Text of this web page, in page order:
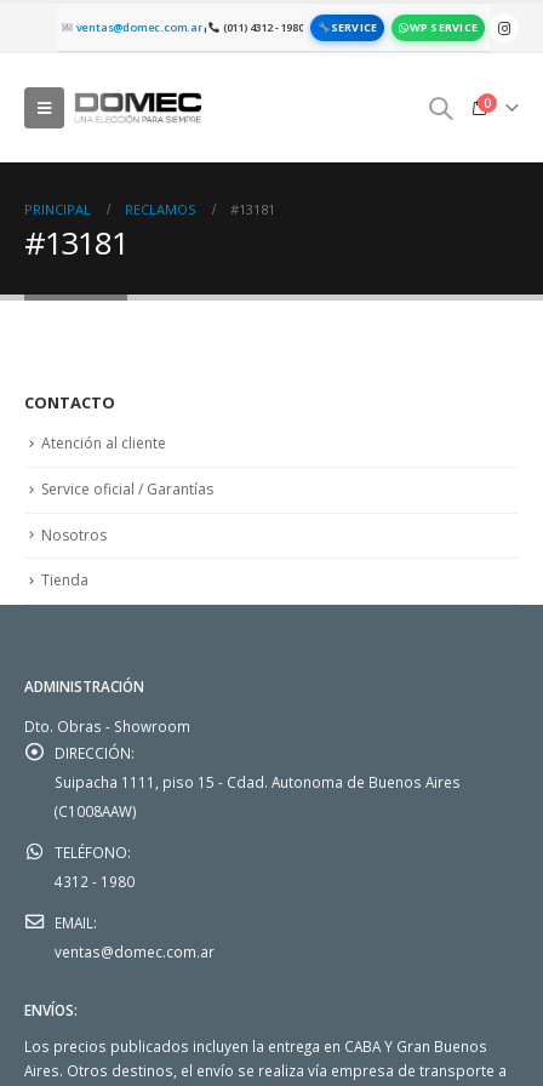
ventas@domec.com.ar| (011) 4312 - 1980 SERVICE WP SERVICE
0
PRINCIPAL RECLAMOS #13181
#13181
CONTACTO
Atención al cliente
Service oficial / Garantías
Nosotros
Tienda
ADMINISTRACIÓN
Dto. Obras - Showroom
DIRECCIÓN:
Suipacha 1111, piso 15 - Cdad. Autonoma de Buenos Aires
(C1008AAW)
TELÉFONO:
4312 - 1980
EMAIL:
ventas@domec.com.ar
ENVÍOS:
Los precios publicados incluyen la entrega en CABA Y Gran Buenos
Aires. Otros destinos, el envío se realiza vía empresa de transporte a